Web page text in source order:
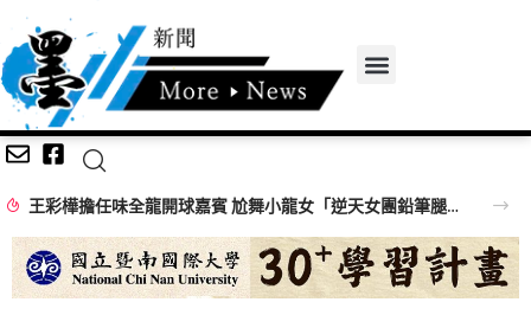
王彩樺擔任味全龍開球嘉賓 尬舞小龍女「逆天女團鉛筆腿」搶鏡